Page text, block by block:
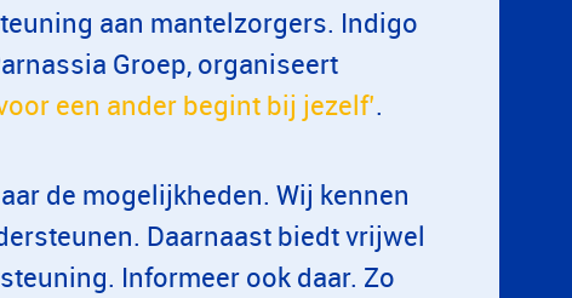
aan mantelzorgers. Indigo
Groep, organiseert
een ander begint bij jezelf’.
de mogelijkheden. Wij kennen
Daarnaast biedt vrijwel
Informeer ook daar. Zo